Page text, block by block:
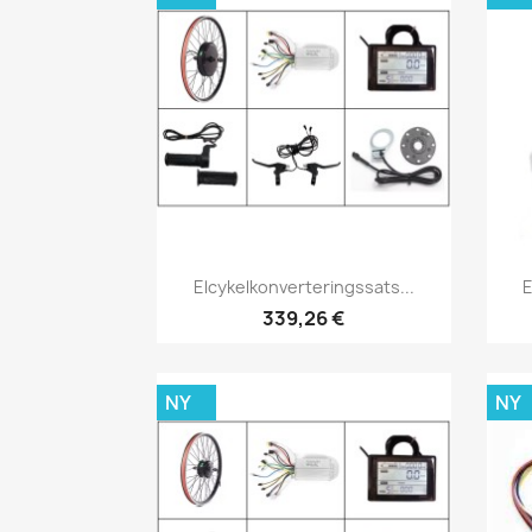
Snabbvy
Elcykelkonverteringssats...
339,26 €
NY NY